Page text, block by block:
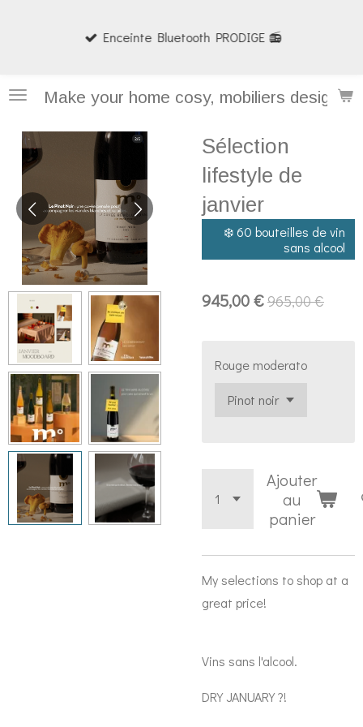
principal
Make your home cosy, mobiliers design
Enceinte Bluetooth PRODIGE 📻
Sélection
lifestyle de
janvier
❄️ 60 bouteilles de vin
sans alcool
945,00 €965,00 €
Rouge moderato
Ajouter
au
panier
My selections to shop at a
great price!
Vins sans l'alcool.
DRY JANUARY ?!